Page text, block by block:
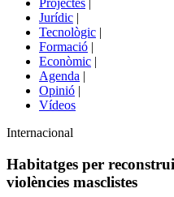
Projectes |
Jurídic |
Tecnològic |
Formació |
Econòmic |
Agenda |
Opinió |
Vídeos
Àmbit
la
notícia
Internacional
Habitatges per
violències masclistes